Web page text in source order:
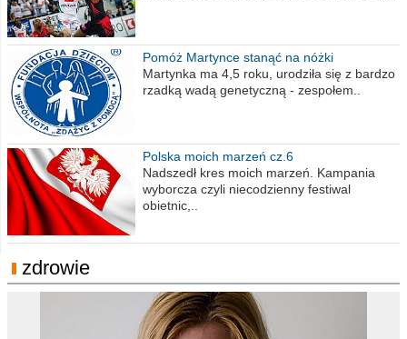
Pomóż Martynce stanąć na nóżki
Martynka ma 4,5 roku, urodziła się z bardzo
rzadką wadą genetyczną - zespołem..
Polska moich marzeń cz.6
Nadszedł kres moich marzeń. Kampania
wyborcza czyli niecodzienny festiwal
obietnic,..
zdrowie